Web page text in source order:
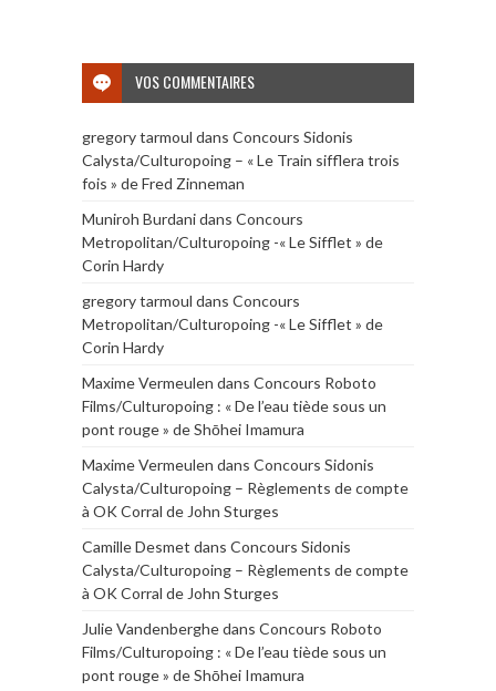
VOS COMMENTAIRES
gregory tarmoul dans Concours Sidonis
Calysta/Culturopoing – « Le Train sifflera trois
fois » de Fred Zinneman
Muniroh Burdanidans Concours
Metropolitan/Culturopoing -« Le Sifflet » de
Corin Hardy
gregory tarmoul dans Concours
Metropolitan/Culturopoing -« Le Sifflet » de
Corin Hardy
Maxime Vermeulen dans Concours Roboto
Films/Culturopoing : « De l’eau tiède sous un
pont rouge » de Shōhei Imamura
Maxime Vermeulen dans Concours Sidonis
Calysta/Culturopoing – Règlements de compte
à OK Corral de John Sturges
Camille Desmet dans Concours Sidonis
Calysta/Culturopoing – Règlements de compte
à OK Corral de John Sturges
Julie Vandenberghedans Concours Roboto
Films/Culturopoing : « De l’eau tiède sous un
pont rouge » de Shōhei Imamura